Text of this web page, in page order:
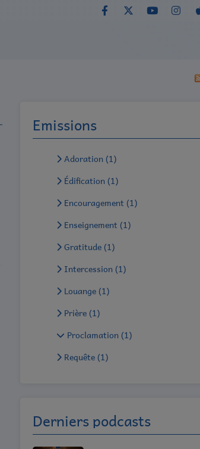
Emissions
Adoration (1)
Édification (1)
Encouragement (1)
Enseignement (1)
Gratitude (1)
Intercession (1)
Louange (1)
Prière (1)
Proclamation (1)
Requête (1)
Derniers podcasts